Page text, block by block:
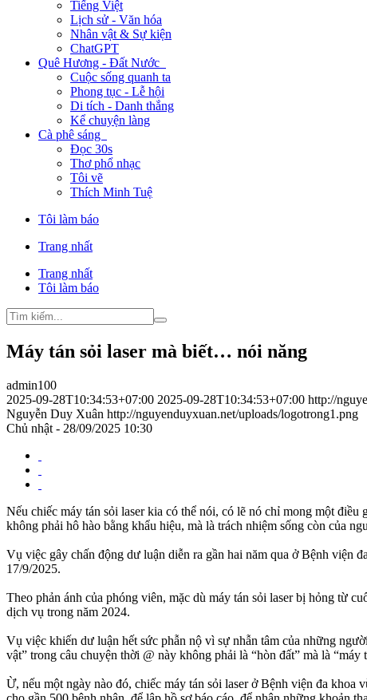
Tiếng Việt
Lịch sử - Văn hóa
Nhân vật & Sự kiện
ChatGPT
Quê Hương - Đất Nước
Cuộc sống quanh ta
Phong tục - Lễ hội
Di tích - Danh thắng
Kể chuyện làng
Cà phê sáng
Đọc 30s
Thơ phổ nhạc
Tôi vẽ
Thích Minh Tuệ
Tôi làm báo
Trang nhất
Trang nhất
Tôi làm báo
Máy tán sỏi laser mà biết… nói năng
admin100
2025-09-28T10:34:53+07:00 2025-09-28T10:34:53+07:00 http://
Nguyễn Duy Xuân http://nguyenduyxuan.net/uploads/logotrong1.png
Chủ nhật - 28/09/2025 10:30
Nếu chiếc máy tán sỏi laser kia có thể nói, có lẽ nó chỉ mong một
không phải hô hào bằng khẩu hiệu, mà là trách nhiệm sống còn của
Vụ việc gây chấn động dư luận diễn ra gần hai năm qua ở Bệnh
17/9/2025.
Theo phản ánh của phóng viên, mặc dù máy tán sỏi laser bị hỏng từ
dịch vụ trong năm 2024.
Vụ việc khiến dư luận hết sức phẫn nộ vì sự nhẫn tâm của những
vật” trong câu chuyện thời @ này không phải là “hòn đất” mà là
Ừ, nếu một ngày nào đó, chiếc máy tán sỏi laser ở Bệnh viện đa